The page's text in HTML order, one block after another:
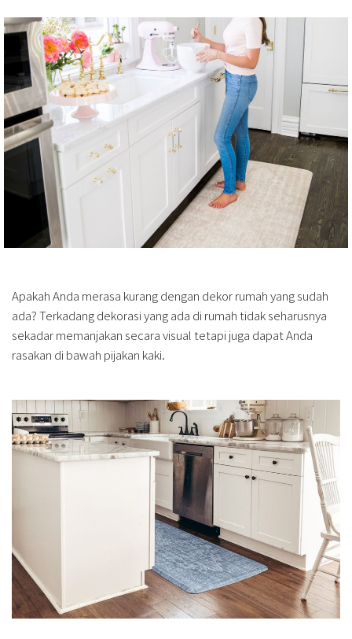
Apakah Anda merasa kurang dengan dekor rumah yang sudah
ada? Terkadang dekorasi yang ada di rumah tidak seharusnya
sekadar memanjakan secara visual tetapi juga dapat Anda
rasakan di bawah pijakan kaki.